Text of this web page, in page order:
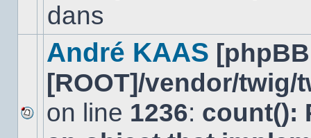
sujet.
dans
Aucun
André KAAS
[ROOT]/vendor/
on line 1236: count():